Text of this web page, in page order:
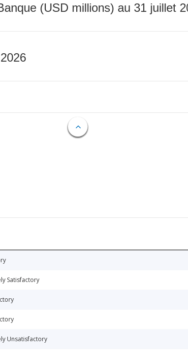
(USD millions) au 31 juillet
Satisfactory
Unsatisfactory